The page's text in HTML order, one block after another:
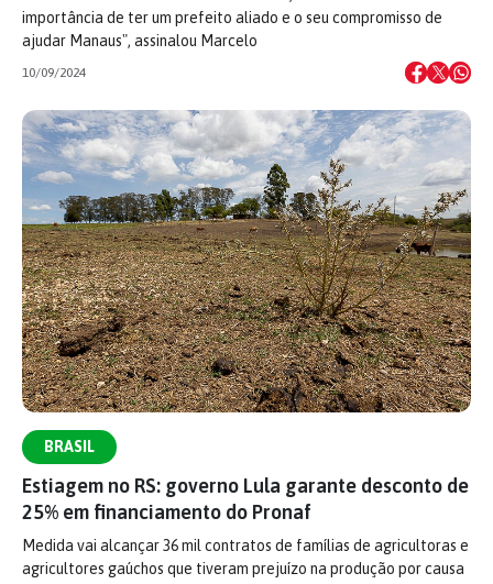
importância de ter um prefeito aliado e o seu compromisso de
ajudar Manaus", assinalou Marcelo
10/09/2024
BRASIL
Estiagem no RS: governo Lula garante desconto de
25% em financiamento do Pronaf
Medida vai alcançar 36 mil contratos de famílias de agricultoras e
agricultores gaúchos que tiveram prejuízo na produção por causa